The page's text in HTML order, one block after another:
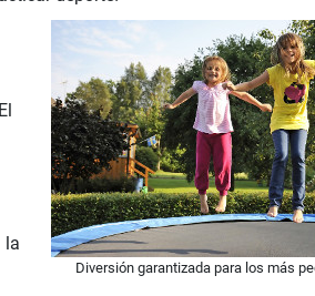
Diversión garantizada para los más
la